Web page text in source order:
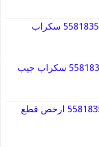
قطع غيار باجيرو 55818355 سكراب
قطع غيار جيب 55818355 سكراب جيب
قطع غيار دودج 55818355 ارخص قطع